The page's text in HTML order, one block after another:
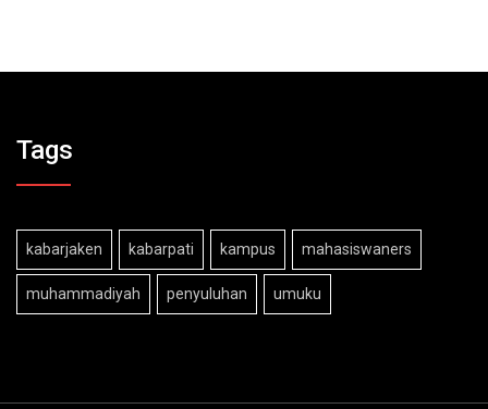
Tags
kabarjaken kabarpati kampus mahasiswaners
muhammadiyah penyuluhan umuku